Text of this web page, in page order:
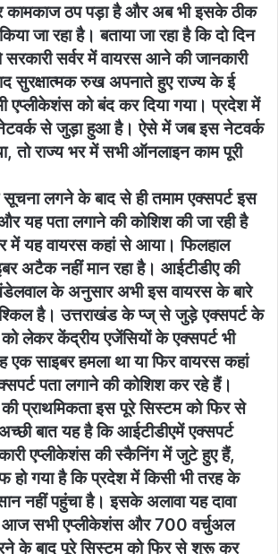
कामकाज ठप पड़ा है और अब भी इसके ठीक
जा रहा है। बताया जा रहा है कि दो दिन
सर्वर में वायरस आने की जानकारी
सुरक्षात्मक रुख अपनाते हुए राज्य के ई
को बंद कर दिया गया। प्रदेश में
नेटवर्क से जुड़ा हुआ है। ऐसे में जब इस नेटवर्क
तो राज्य भर में सभी ऑनलाइन काम पूरी
सूचना लगने के बाद से ही तमाम एक्सपर्ट इस
यह पता लगाने की कोशिश की जा रही है
में यह वायरस कहां से आया। फिलहाल
अटैक नहीं मान रहा है। आईटीडीए की
के अनुसार अभी इस वायरस के बारे
है। उत्तराखंड के प्ज् से जुड़े एक्सपर्ट के
लेकर केंद्रीय एजेंसियों के एक्सपर्ट भी
साइबर हमला था या फिर वायरस कहां
पता लगाने की कोशिश कर रहे हैं।
प्राथमिकता इस पूरे सिस्टम को फिर से
बात यह है कि आईटीडीएमें एक्सपर्ट
एप्लीकेशंस की स्कैनिंग में जुटे हुए हैं,
हो गया है कि प्रदेश में किसी भी तरह के
नहीं पहुंचा है। इसके अलावा यह दावा
आज सभी एप्लीकेशंस और 700 वर्चुअल
के बाद पूरे सिस्टम को फिर से शुरू कर